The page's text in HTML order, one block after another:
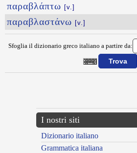
παραβλάπτω [v.]
παραβλαστάνω [v.]
Sfoglia il dizionario greco italiano a partire da:
I nostri siti
Dizionario italiano
Grammatica italiana